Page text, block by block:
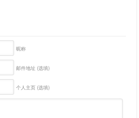
昵称
邮件地址 (选填)
个人主页 (选填)